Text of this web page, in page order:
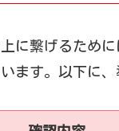
に繋げるため
ます。以下に